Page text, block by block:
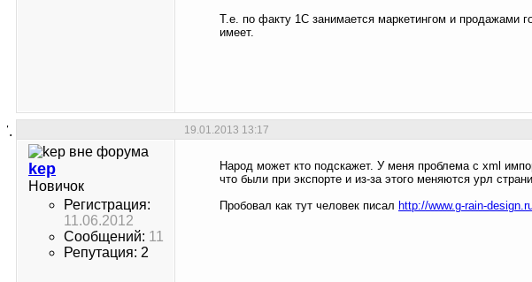
Т.е. по факту 1С занимается маркетингом и продажами
имеет.
19.01.2013 13:17
kep
Новичок
Регистрация:
11.06.2012
Сообщений: 11
Репутация: 2
Народ может кто подскажет. У меня проблема с xml
что были при экспорте и из-за этого меняются урл
Пробовал как тут человек писал http://www.g-rain-